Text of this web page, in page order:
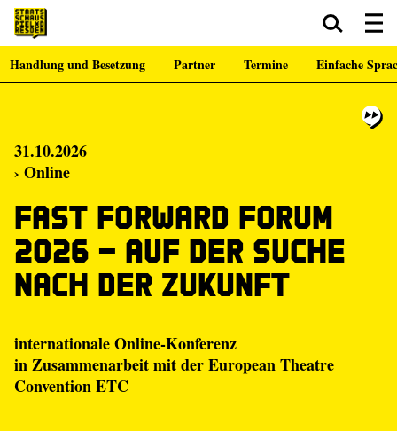
Zum Hauptinhalt springen Zum Footer springen
Handlung und Besetzung Partner Termine Einfache
31.10.2026
› Online
Fast Forward Forum
2026 – Auf der Suche
nach der Zukunft
internationale Online-Konferenz
in Zusammenarbeit mit der European Theatre
Convention ETC